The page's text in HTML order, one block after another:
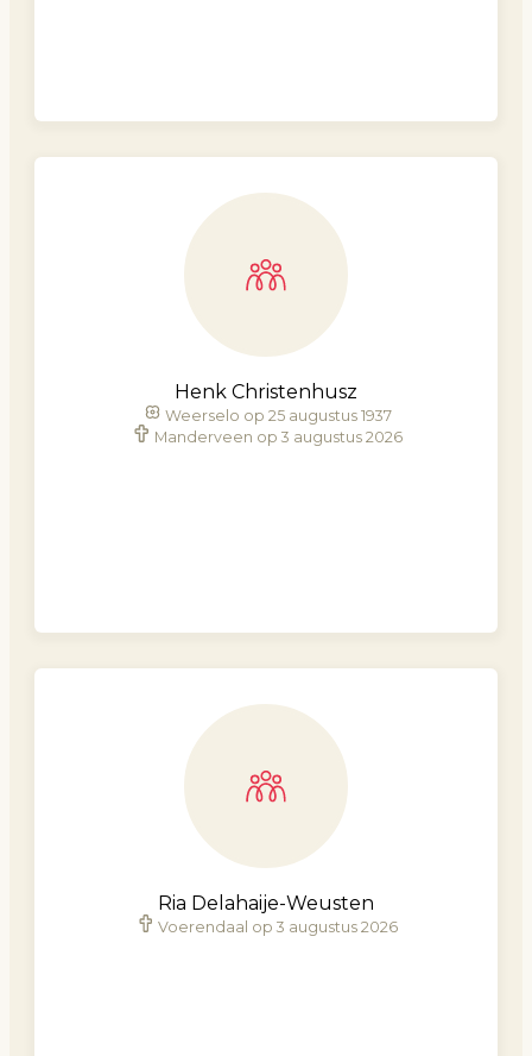
Henk Christenhusz
Weerselo op 25 augustus 1937
Manderveen op 3 augustus 2026
Ria Delahaije-Weusten
Voerendaal op 3 augustus 2026